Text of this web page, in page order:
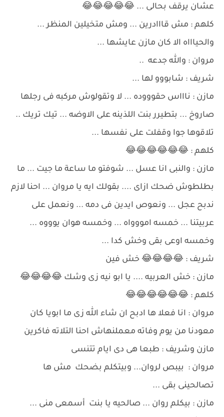
عشان يرقف بحالى ... 😂😂😂😂😂
كلهم : مش قااادرين ... ومش متخيلين المنظر ...
والحياااه الا كان مازن عايشها ...
مروان : والله جدعه ..
شريف : شابووو لها ...
مازن : ناااس حقوووده ... لا وتقولوش مركبه فى رجلها
صاروخ ... بتطيرر بنت اللذينه على الاوضه ... تيك تريك ..
تلاقوها جوا وقفلت على نفسها ...
كلهم : 😂😂😂😂😂😂
مازن : والنبى انا عسل ... شوفتو ما ساعة ما جيت ... ما
بطلطوش ضحك ازاى .... بقولك ايه يا مروان ... احنا لازم
ندبح عجل ... ونعوص ايدين فى دمه ... ونعمل على
عربيتنا ... خمسه امووواه ... وخمسه هوان يوووه ...
وخمسه اوعى بقى وخش كدا ...
شريف : 😂😂😂😂 خش فين
مازن : خش العربيه .... يا ابو نيه زى وشك 😂😂😂😂
كلهم : 😂😂😂😂😂😂
مروان : انا فعلا ها ادبح ان شاء الله زى ما ابويا كان
معودنا من يوم وفاته معملنهاش احنا التلاته فاكرين
مازن وشريف : طبعا هى دى ايام تتنسى
مروان : بيبص لروان... وبيتكلم بضحك مش ها
تصالحينى بقى ...
مازن : بيكلم روان ... صالحيه يا بنت أسمعى منى ...